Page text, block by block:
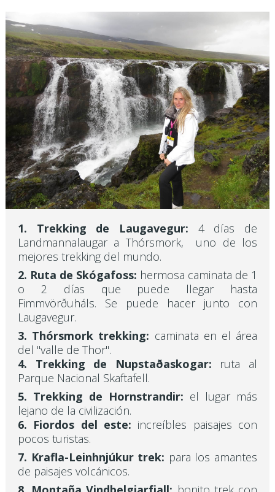
1. Trekking de Laugavegur: 4 días de
Landmannalaugar a Thórsmork, uno de los
mejores trekking del mundo.
2. Ruta de Skógafoss: hermosa caminata de 1
o 2 días que puede llegar hasta
Fimmvörðuháls. Se puede hacer junto con
Laugavegur.
3. Thórsmork trekking: caminata en el área
del "valle de Thor".
4. Trekking de Nupstaðaskogar: ruta al
Parque Nacional Skaftafell.
5. Trekking de Hornstrandir: el lugar más
lejano de la civilización.
6. Fiordos del este: increíbles paisajes con
pocos turistas.
7. Krafla-Leinhnjúkur trek: para los amantes
de paisajes volcánicos.